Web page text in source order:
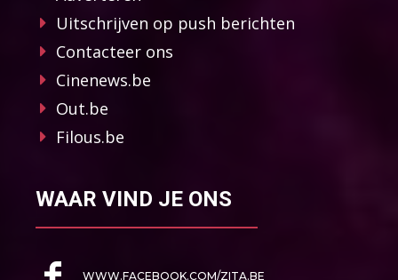
Uitschrijven op push berichten
Contacteer ons
Cinenews.be
Out.be
Filous.be
WAAR VIND JE ONS
WWW.FACEBOOK.COM/ZITA.BE